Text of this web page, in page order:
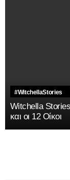
#WitchellaStories
Witchella
και οι 12 Οίκοι